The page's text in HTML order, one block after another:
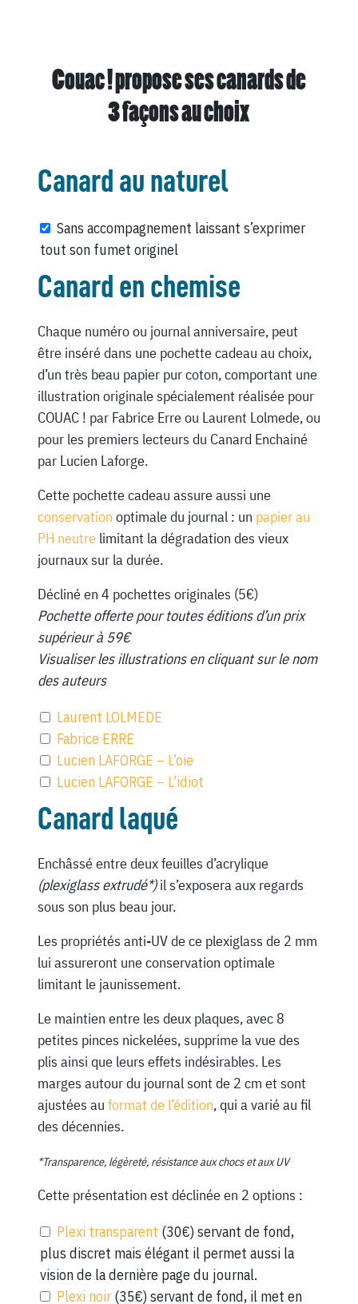
Couac ! propose ses canards de
3 façons au choix
Canard au naturel
Sans accompagnement laissant s’exprimer
tout son fumet originel
Canard en chemise
Chaque numéro ou journal anniversaire, peut
être inséré dans une pochette cadeau au choix,
d’un très beau papier pur coton, comportant une
illustration originale spécialement réalisée pour
COUAC ! par Fabrice Erre ou Laurent Lolmede, ou
pour les premiers lecteurs du Canard Enchainé
par Lucien Laforge.
Cette pochette cadeau assure aussi une
conservation optimale du journal : un papier au
PH neutrelimitant la dégradation des vieux
journaux sur la durée.
Décliné en 4 pochettes originales (5€)
Pochette offerte pour toutes éditions d’un prix
supérieur à 59€
Visualiser les illustrations en cliquant sur le nom
des auteurs
Laurent LOLMEDE
Fabrice ERRE
Lucien LAFORGE – L’oie
Lucien LAFORGE – L’idiot
Canard laqué
Enchâssé entre deux feuilles d’acrylique
(plexiglass extrudé*)il s’exposera aux regards
sous son plus beau jour.
Les propriétés anti-UV de ce plexiglass de 2 mm
lui assureront une conservation optimale
limitant le jaunissement.
Le maintien entre les deux plaques, avec 8
petites pinces nickelées, supprime la vue des
plis ainsi que leurs effets indésirables. Les
marges autour du journal sont de 2 cm et sont
ajustées au format de l’édition, qui a varié au fil
des décennies.
*Transparence, légèreté, résistance aux chocs et aux UV
Cette présentation est déclinée en 2 options :
Plexi transparent (30€) servant de fond,
plus discret mais élégant il permet aussi la
vision de la dernière page du journal.
Plexi noir (35€) servant de fond, il met en